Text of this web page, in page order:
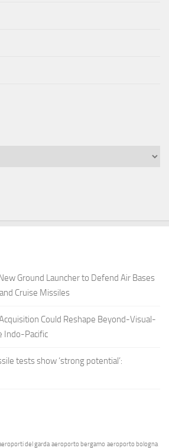
Ground Launcher to Defend Air Bases
Cruise Missiles
Could Reshape Beyond-Visual-
Indo-Pacific
tests show ‘strong potential’:
del garda aeroporto bergamo aeroporto bologna